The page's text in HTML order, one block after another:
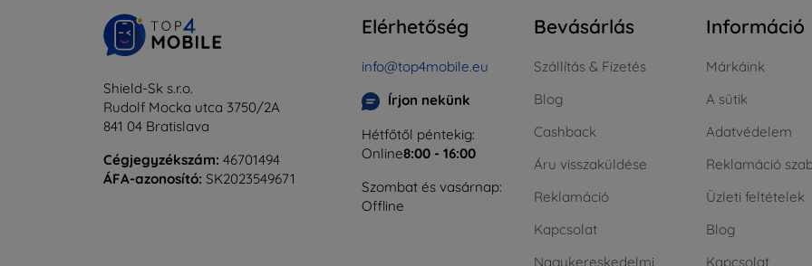
Shield-Sk s.r.o.
Rudolf Mocka utca 3750/2A
841 04 Bratislava
Cégjegyzékszám: 46701494
ÁFA-azonosító: SK2023549671
Elérhetőség
info@top4mobile.eu
Írjon nekünk
Hétfőtől péntekig:
Online8:00 - 16:00
Szombat és vasárnap:
Offline
Bevásárlás
Szállítás & Fizetés
Blog
Cashback
Áru visszaküldése
Reklamáció
Kapcsolat
Nagykereskedelmi
Információ
Márkáink
A sütik
Adatvédelem
Reklamáció
Üzleti feltételek
Blog
Kapcsolat